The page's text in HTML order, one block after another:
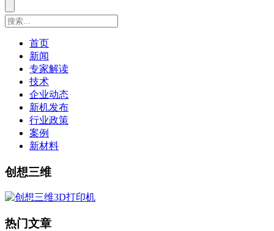
首页
新闻
专家解读
技术
企业动态
新机发布
行业政策
案例
新材料
创想三维
热门文章